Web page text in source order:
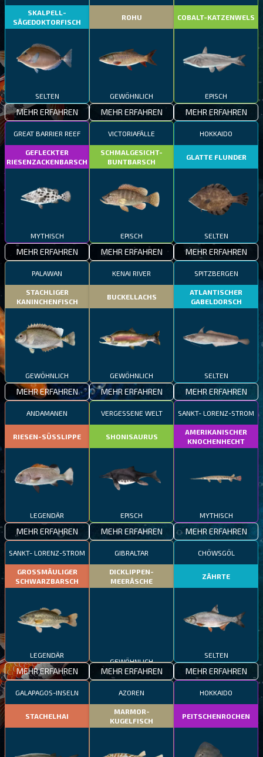
SKALPELL-
SÄGEDOKTORFISCH
SELTEN
MEHR ERFAHREN
ROHU
GEWÖHNLICH
MEHR ERFAHREN
COBALT-KATZENWELS
EPISCH
MEHR ERFAHREN
GREAT BARRIER REEF
GEFLECKTER
RIESENZACKENBARSCH
MYTHISCH
MEHR ERFAHREN
VICTORIAFÄLLE
SCHMALGESICHT-
BUNTBARSCH
EPISCH
MEHR ERFAHREN
HOKKAIDO
GLATTE FLUNDER
SELTEN
MEHR ERFAHREN
PALAWAN
STACHLIGER
KANINCHENFISCH
GEWÖHNLICH
MEHR ERFAHREN
KENAI RIVER
BUCKELLACHS
GEWÖHNLICH
MEHR ERFAHREN
SPITZBERGEN
ATLANTISCHER
GABELDORSCH
SELTEN
MEHR ERFAHREN
ANDAMANEN
RIESEN-SÜSSLIPPE
LEGENDÄR
MEHR ERFAHREN
VERGESSENE WELT
SHONISAURUS
EPISCH
MEHR ERFAHREN
SANKT- LORENZ-STROM
AMERIKANISCHER
KNOCHENHECHT
MYTHISCH
MEHR ERFAHREN
SANKT- LORENZ-STROM
GROSSMÄULIGER
SCHWARZBARSCH
LEGENDÄR
MEHR ERFAHREN
GIBRALTAR
DICKLIPPEN-
MEERÄSCHE
MEHR ERFAHREN
CHÖWSGÖL
ZÄHRTE
SELTEN
MEHR ERFAHREN
GALAPAGOS-INSELN
STACHELHAI
AZOREN
MARMOR-
KUGELFISCH
HOKKAIDO
PEITSCHENROCHEN